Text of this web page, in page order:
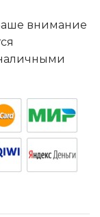
внимание